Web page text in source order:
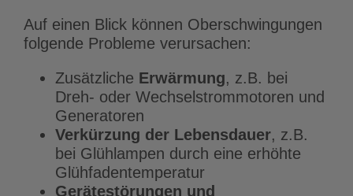
Auf einen Blick können Oberschwingungen
folgende Probleme verursachen:
Zusätzliche Erwärmung, z.B. bei
Dreh- oder Wechselstrommotoren und
Generatoren
Verkürzung der Lebensdauer, z.B.
bei Glühlampen durch eine erhöhte
Glühfadentemperatur
Gerätestörungen und